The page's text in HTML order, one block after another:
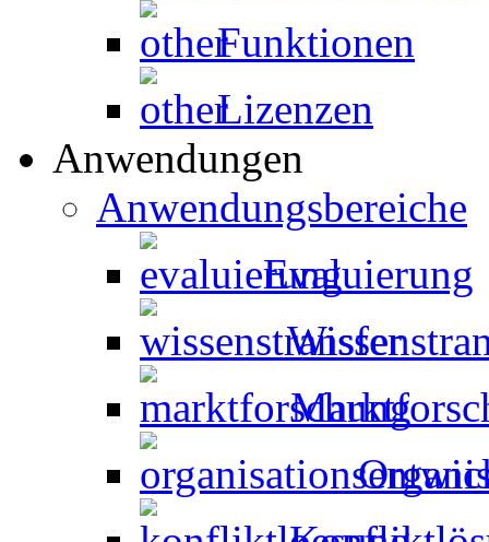
Funktionen
Lizenzen
Anwendungen
Anwendungsbereiche
Evaluierung